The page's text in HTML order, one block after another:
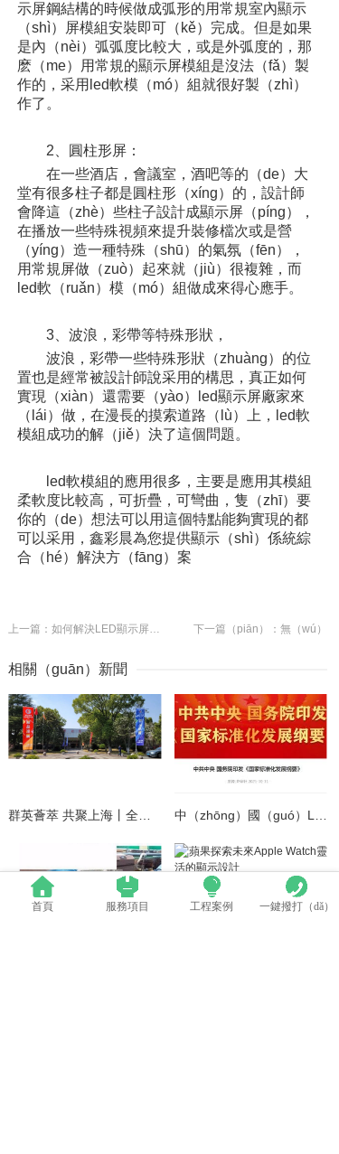
示屏鋼結構的時候做成弧形的用常規室內顯示
（shì）屏模組安裝即可（kě）完成。但是如果
是內（nèi）弧弧度比較大，或是外弧度的，那
麽（me）用常規的顯示屏模組是沒法（fǎ）製
作的，采用led軟模（mó）組就很好製（zhì）
作了。
2、圓柱形屏：
在一些酒店，會議室，酒吧等的（de）大
堂有很多柱子都是圓柱形（xíng）的，設計師
會降這（zhè）些柱子設計成顯示屏（píng），
在播放一些特殊視頻來提升裝修檔次或是營
（yíng）造一種特殊（shū）的氣氛（fēn），
用常規屏做（zuò）起來就（jiù）很複雜，而
led軟（ruǎn）模（mó）組做成來得心應手。
3、波浪，彩帶等特殊形狀，
波浪，彩帶一些特殊形狀（zhuàng）的位
置也是經常被設計師說采用的構思，真正如何
實現（xiàn）還需要（yào）led顯示屏廠家來
（lái）做，在漫長的摸索道路（lù）上，led軟
模組成功的解（jiě）決了這個問題。
led軟模組的應用很多，主要是應用其模組
柔軟度比較高，可折疊，可彎曲，隻（zhī）要
你的（de）想法可以用這個特點能夠實現的都
可以采用，鑫彩晨為您提供顯示（shì）係統綜
合（hé）解決方（fāng）案
上一篇：如何解決LED顯示屏顏色的亮度不一 下一篇（piān）：無（wú）
相關（guān）新聞
群英薈萃 共聚上海丨全國LED精品巡展攜手共（gòng）謀行業發展大（dà）計 中（zhōng）國（guó）LED顯示應用行（háng）業（yè）標準情況一覽（lǎn）
首頁 服務項目 工程案例 一鍵撥打（dǎ）